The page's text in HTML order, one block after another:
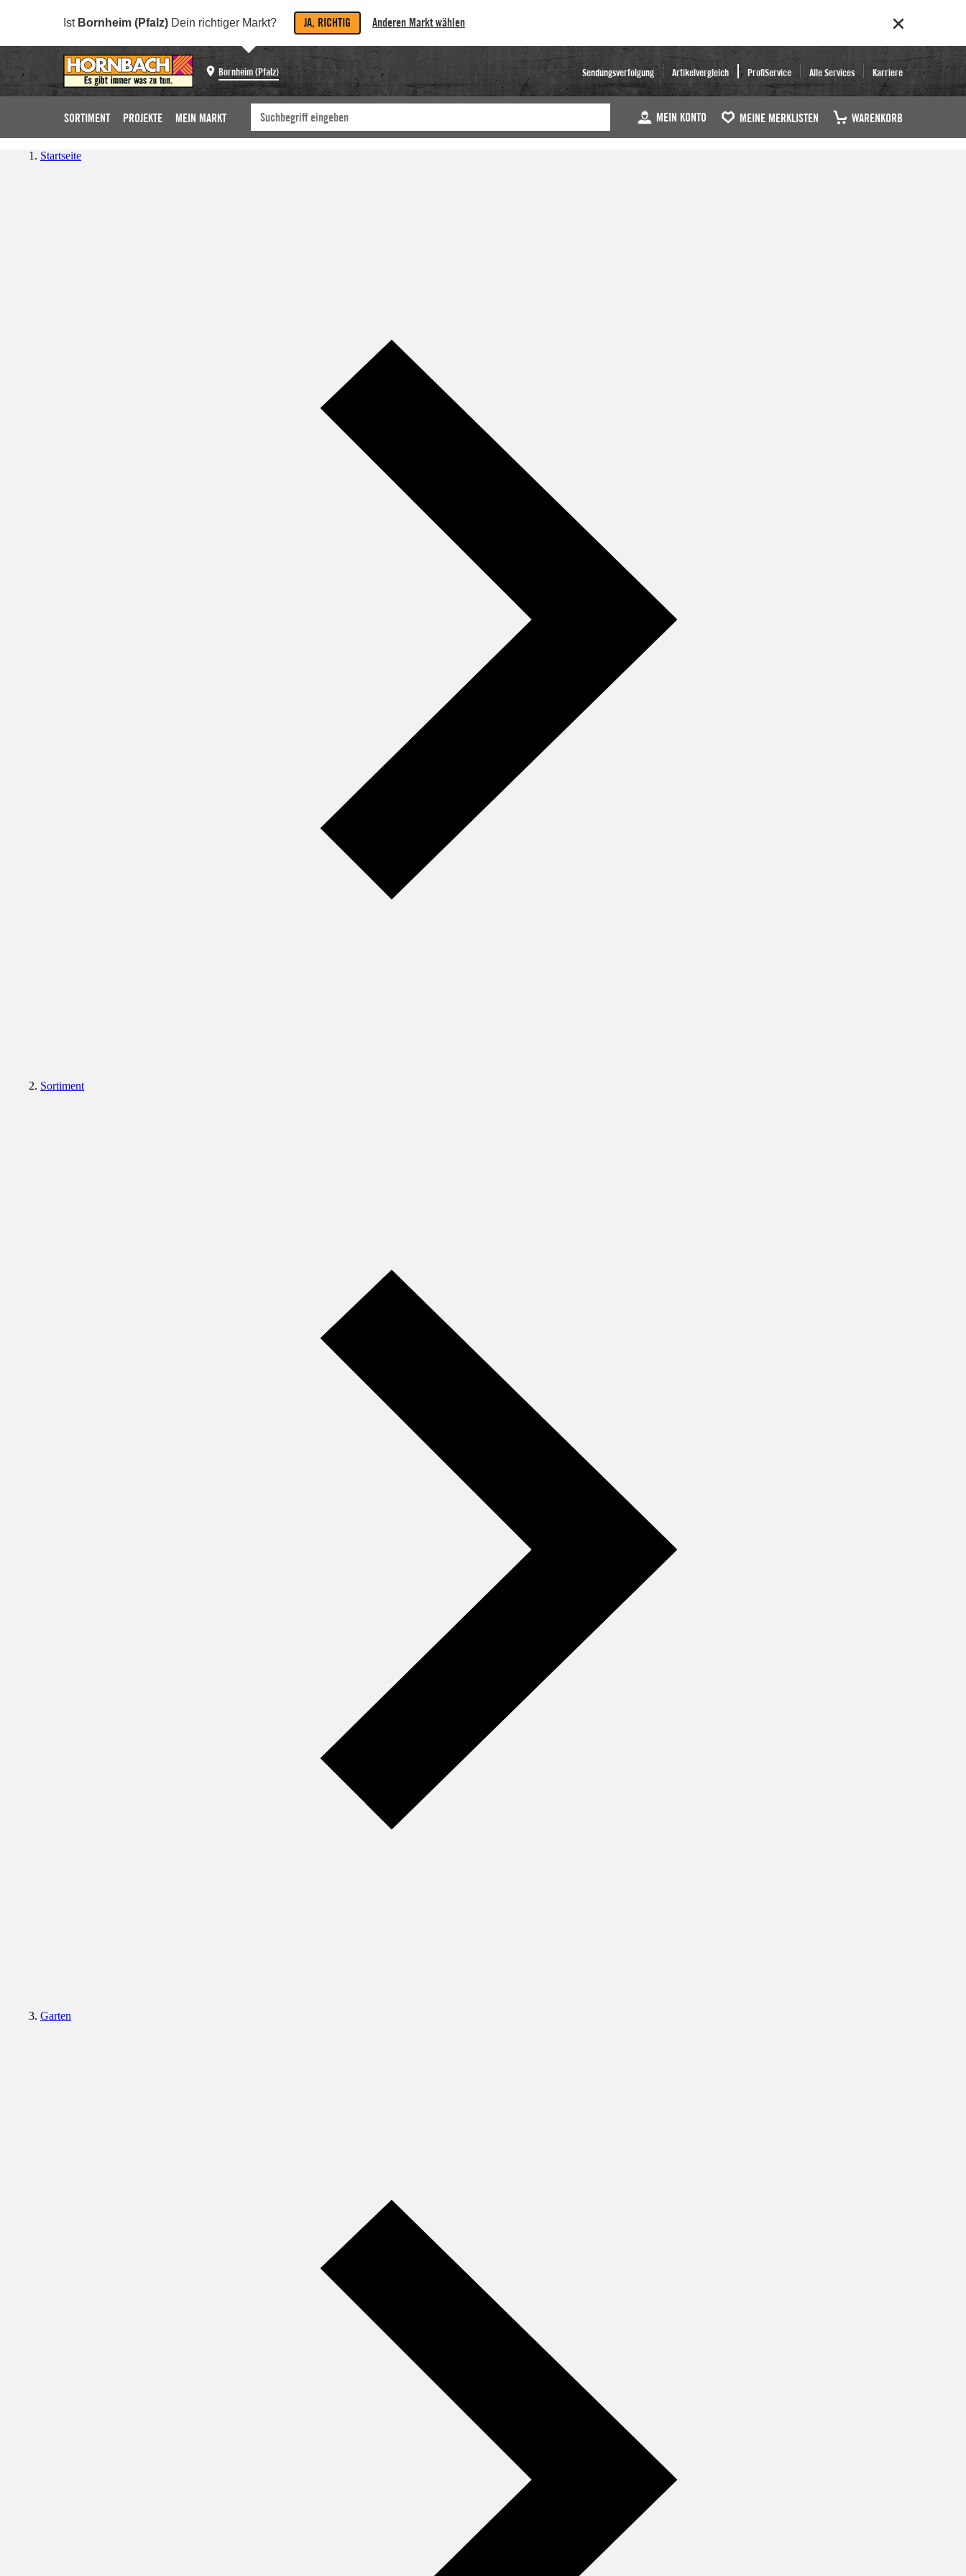
Ist Bornheim (Pfalz) Dein richtiger Markt? JA, RICHTIG Anderen Markt wählen
Bornheim (Pfalz) Sendungsverfolgung Artikelvergleich ProfiService Alle Services Karriere
SORTIMENT PROJEKTE MEIN MARKT MEIN KONTO MEINE MERKLISTEN WARENKORB
Startseite
Sortiment
Garten